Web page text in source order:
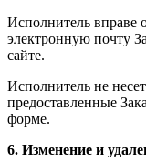
Исполнитель вправе
электронную почту
сайте.
Исполнитель не
предоставленные
форме.
6. Изменение и